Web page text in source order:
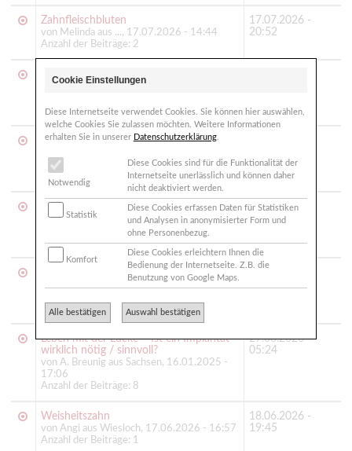
Zahnfleischbluten
von Melinda aus ..., 17.07.2026 - 14:44
Anzahl der Beiträge: 2
17.07.2026 -
20:52
Implantate 15+16
von Unbekannt aus Oldenburg, 11.07.2026
Anzahl der Beiträge: 8
Unterkieferimplantation
06.07.2026 - 13:45
Anzahl der Beiträge: 2
Krone auf Implantat
von Dan aus Leverkusen, 01.07.2026 -
Anzahl der Beiträge: 1
02.07.2026 -
07:54
von Minna aus Spreewald, 27.06.2026 -
Anzahl der Beiträge: 1
Leben mit der Lücke – Ist ein Implantat
wirklich nötig / sinnvoll?
von A. Breunig aus Sachsen, 16.01.2025 -
17:06
Anzahl der Beiträge: 8
27.06.2026 -
05:24
Weisheitszahn
von Angi aus Wiesloch, 17.06.2026 - 16:57
Anzahl der Beiträge: 1
18.06.2026 -
19:45
Cookie Einstellungen
Diese Internetseite verwendet Cookies. Sie können hier auswählen,
welche Cookies Sie zulassen möchten. Weitere Informationen
erhalten Sie in unserer Datenschutzerklärung.
Notwendig
Diese Cookies sind für die Funktionalität der
Internetseite unerlässlich und können daher
nicht deaktiviert werden.
Statistik
Diese Cookies erfassen Daten für Statistiken
und Analysen in anonymisierter Form und
ohne Personenbezug.
Komfort
Diese Cookies erleichtern Ihnen die
Bedienung der Internetseite. Z.B. die
Benutzung von Google Maps.
Alle bestätigen Auswahl bestätigen